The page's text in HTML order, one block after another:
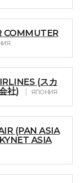
COMMUTER
(スカ
社)
ЯПОНИЯ
(PAN ASIA
ASIA